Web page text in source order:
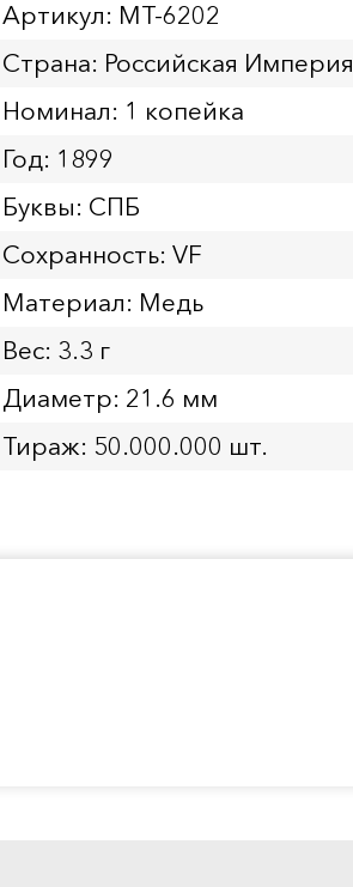
Артикул: MT-6202
Страна: Российская Империя
Номинал: 1 копейка
Год: 1899
Буквы: СПБ
Сохранность: VF
Материал: Медь
Вес: 3.3 г
Диаметр: 21.6 мм
Тираж: 50.000.000 шт.